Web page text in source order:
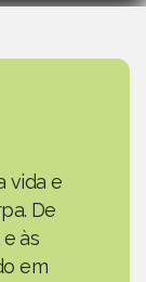
vida e
De
às
em